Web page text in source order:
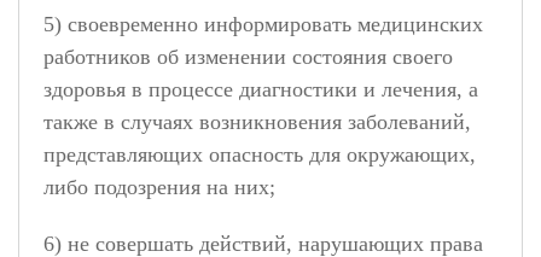
5) своевременно информировать медицинских
работников об изменении состояния своего
здоровья в процессе диагностики и лечения, а
также в случаях возникновения заболеваний,
представляющих опасность для окружающих,
либо подозрения на них;
6) не совершать действий, нарушающих права